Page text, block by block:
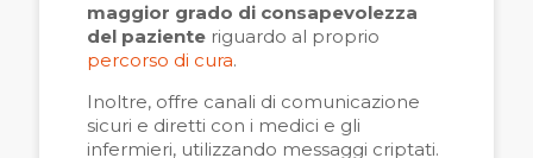
maggior grado di consapevolezza
del paziente riguardo al proprio
percorso di cura.
Inoltre, offre canali di comunicazione
sicuri e diretti con i medici e gli
infermieri, utilizzando messaggi criptati.